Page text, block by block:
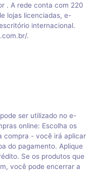
. A rede conta com 220
lojas licenciadas, e-
internacional.
.
ser utilizado no e-
online: Escolha os
compra - você irá aplicar
do pagamento. Aplique
Se os produtos que
você pode encerrar a